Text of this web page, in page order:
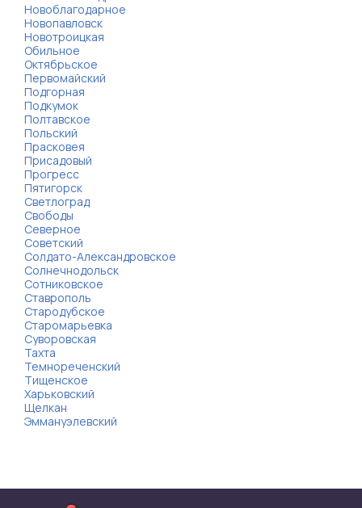
Новоблагодарное
Новопавловск
Новотроицкая
Обильное
Октябрьское
Первомайский
Подгорная
Подкумок
Полтавское
Польский
Прасковея
Присадовый
Прогресс
Пятигорск
Светлоград
Свободы
Северное
Советский
Солдато-Александровское
Солнечнодольск
Сотниковское
Ставрополь
Стародубское
Старомарьевка
Суворовская
Тахта
Темнореченский
Тищенское
Харьковский
Щелкан
Эммануэлевский